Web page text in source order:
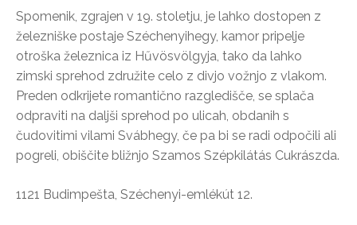
Spomenik, zgrajen v 19. stoletju, je lahko dostopen z
železniške postaje Széchenyihegy, kamor pripelje
otroška železnica iz Hűvösvölgyja, tako da lahko
zimski sprehod združite celo z divjo vožnjo z vlakom.
Preden odkrijete romantično razgledišče, se splača
odpraviti na daljši sprehod po ulicah, obdanih s
čudovitimi vilami Svábhegy, če pa bi se radi odpočili ali
pogreli, obiščite bližnjo Szamos Szépkilátás Cukrászda.
1121 Budimpešta, Széchenyi-emlékút 12.